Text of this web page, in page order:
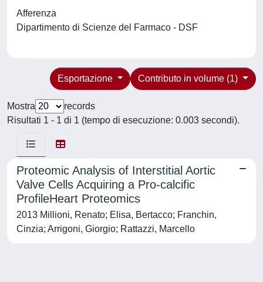
Afferenza
Dipartimento di Scienze del Farmaco - DSF
Contributo in volume (1)
Esportazione
Mostra
records
Risultati 1 - 1 di 1 (tempo di esecuzione: 0.003 secondi).
Proteomic Analysis of Interstitial Aortic
Valve Cells Acquiring a Pro-calcific
ProfileHeart Proteomics
2013 Millioni, Renato; Elisa, Bertacco; Franchin,
Cinzia; Arrigoni, Giorgio; Rattazzi, Marcello